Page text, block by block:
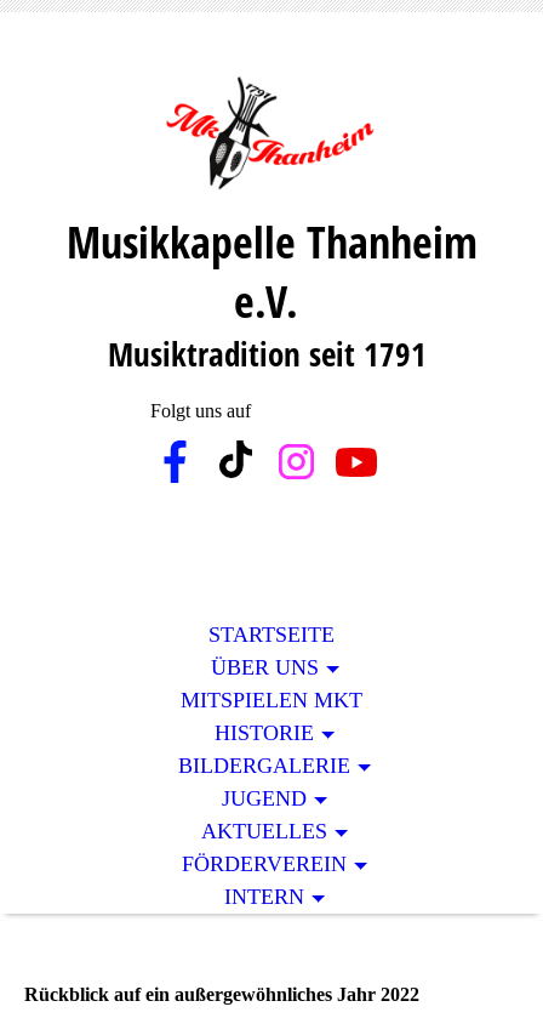
Musikkapelle Thanheim
e.V.
Musiktradition seit 1791
Folgt uns auf
STARTSEITE
ÜBER UNS
MITSPIELEN MKT
HISTORIE
BILDERGALERIE
JUGEND
AKTUELLES
FÖRDERVEREIN
INTERN
Rückblick auf ein außergewöhnliches Jahr 2022